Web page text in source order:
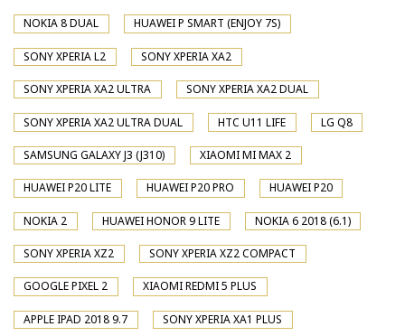
NOKIA 8 DUAL HUAWEI P SMART (ENJOY 7S)
SONY XPERIA L2 SONY XPERIA XA2
SONY XPERIA XA2 ULTRA SONY XPERIA XA2 DUAL
SONY XPERIA XA2 ULTRA DUAL HTC U11 LIFE LG Q8
SAMSUNG GALAXY J3 (J310) XIAOMI MI MAX 2
HUAWEI P20 LITE HUAWEI P20 PRO HUAWEI P20
NOKIA 2 HUAWEI HONOR 9 LITE NOKIA 6 2018 (6.1)
SONY XPERIA XZ2 SONY XPERIA XZ2 COMPACT
GOOGLE PIXEL 2 XIAOMI REDMI 5 PLUS
APPLE IPAD 2018 9.7 SONY XPERIA XA1 PLUS